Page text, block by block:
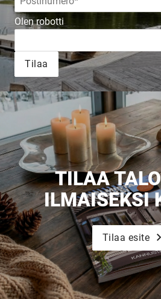
Olen robotti
Tilaa
TILAA
ILMAISEKSI
Tilaa esite
Upea yli 200-
Tilaa esite